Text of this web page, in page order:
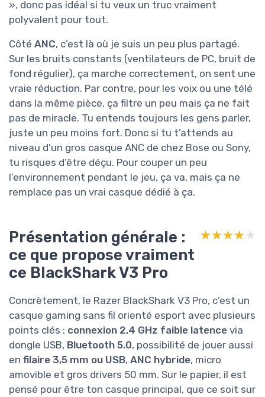
», donc pas idéal si tu veux un truc vraiment
polyvalent pour tout.
Côté ANC, c’est là où je suis un peu plus partagé.
Sur les bruits constants (ventilateurs de PC, bruit de
fond régulier), ça marche correctement, on sent une
vraie réduction. Par contre, pour les voix ou une télé
dans la même pièce, ça filtre un peu mais ça ne fait
pas de miracle. Tu entends toujours les gens parler,
juste un peu moins fort. Donc si tu t’attends au
niveau d’un gros casque ANC de chez Bose ou Sony,
tu risques d’être déçu. Pour couper un peu
l’environnement pendant le jeu, ça va, mais ça ne
remplace pas un vrai casque dédié à ça.
Présentation générale :
ce que propose vraiment
ce BlackShark V3 Pro
★★★★★
★★★★★
Concrètement, le Razer BlackShark V3 Pro, c’est un
casque gaming sans fil orienté esport avec plusieurs
points clés : connexion 2,4 GHz faible latence via
dongle USB, Bluetooth 5.0, possibilité de jouer aussi
en filaire 3,5 mm ou USB, ANC hybride, micro
amovible et gros drivers 50 mm. Sur le papier, il est
pensé pour être ton casque principal, que ce soit sur